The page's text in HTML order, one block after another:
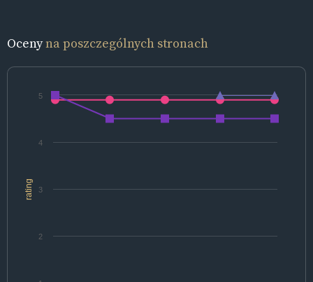
Ocenyna poszczególnych stronach
rating
2
3
4
5